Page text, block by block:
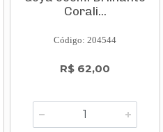
Corali...
Código: 204544
R$ 62,00